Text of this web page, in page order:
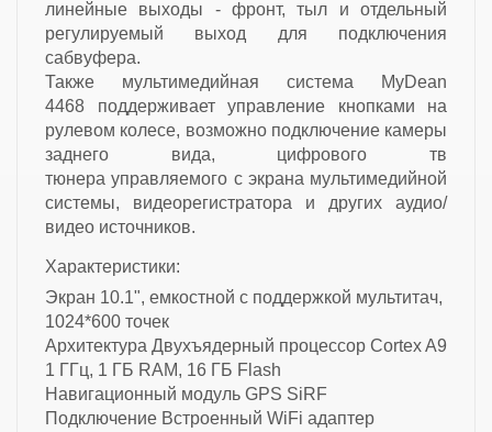
линейные выходы - фронт, тыл и отдельный
регулируемый выход для подключения
сабвуфера.
Также мультимедийная система MyDean
4468 поддерживает управление кнопками на
рулевом колесе, возможно подключение камеры
заднего вида, цифрового тв
тюнера управляемого с экрана мультимедийной
системы, видеорегистратора и других аудио/
видео источников.
Характеристики:
Экран 10.1", емкостной с поддержкой мультитач,
1024*600 точек
Архитектура Двухъядерный процессор Cortex A9
1 ГГц, 1 ГБ RAM, 16 ГБ Flash
Навигационный модуль GPS SiRF
Подключение Встроенный WiFi адаптер